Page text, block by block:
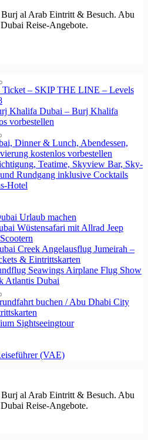
al Arab Eintritt & Besuch. Abu
Reise-Angebote.
– SKIP THE LINE – Levels
Khalifa Dubai – Burj Khalifa
vorbestellen
Dinner & Lunch, Abendessen,
kostenlos vorbestellen
Teatime, Skyview Bar, Sky-
Rundgang inklusive Cocktails
Hotel
Urlaub machen
Wüstensafari mit Allrad Jeep
Creek Angelausflug Jumeirah –
& Eintrittskarten
Seawings Airplane Flug Show
Atlantis Dubai
buchen / Abu Dhabi City
Sightseeingtour
(VAE)
al Arab Eintritt & Besuch. Abu
Reise-Angebote.